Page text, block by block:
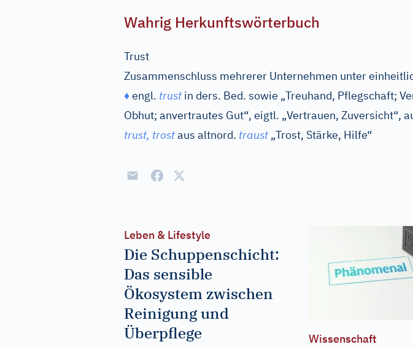
Wahrig Herkunftswörterbuch
Trust
Zusammenschluss mehrerer Unternehmen unter
♦engl. trust in ders. Bed. sowie „Treuhand, Pflegschaft;
Obhut; anvertrautes Gut“, eigtl. „Vertrauen, Zuversicht“,
trust, trostaus altnord. traust „Trost, Stärke, Hilfe“
Leben & Lifestyle
Die Schuppenschicht:
Das sensible
Ökosystem zwischen
Reinigung und
Überpflege
Wissenschaft